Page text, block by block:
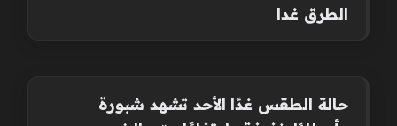
الطرق غدا
حالة الطقس غدًا الأحد تشهد شبورة